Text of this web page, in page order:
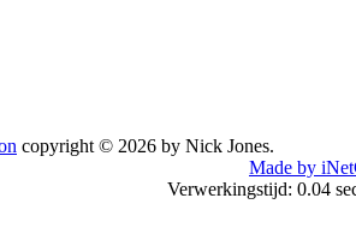
copyright © 2026 by Nick Jones.
Made by
Verwerkingstijd: 0.04